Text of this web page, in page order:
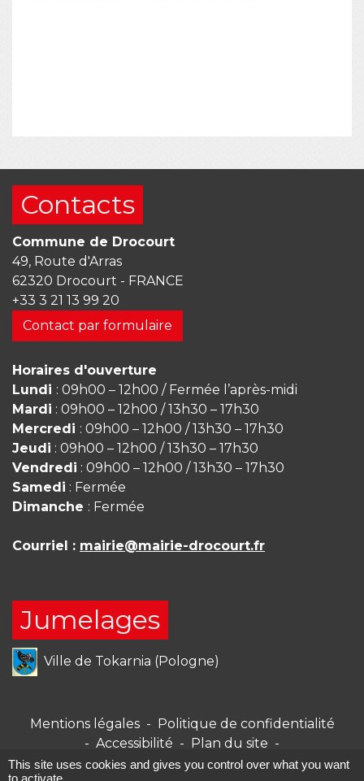
Contacts
Commune de Drocourt
49, Route d'Arras
62320 Drocourt - FRANCE
+33 3 21 13 99 20
Contact par formulaire
Horaires d'ouverture
Lundi : 09h00 – 12h00 / Fermée l’après-midi
Mardi : 09h00 – 12h00 / 13h30 – 17h30
Mercredi : 09h00 – 12h00 / 13h30 – 17h30
Jeudi : 09h00 – 12h00 / 13h30 – 17h30
Vendredi : 09h00 – 12h00 / 13h30 – 17h30
Samedi : Fermée
Dimanche : Fermée
Courriel : mairie@mairie-drocourt.fr
Jumelages
Ville de Tokarnia (Pologne)
Mentions légales - Politique de confidentialité
- Accessibilité - Plan du site -
Gestion des cookies
This site uses cookies and gives you control over what you want
to activate